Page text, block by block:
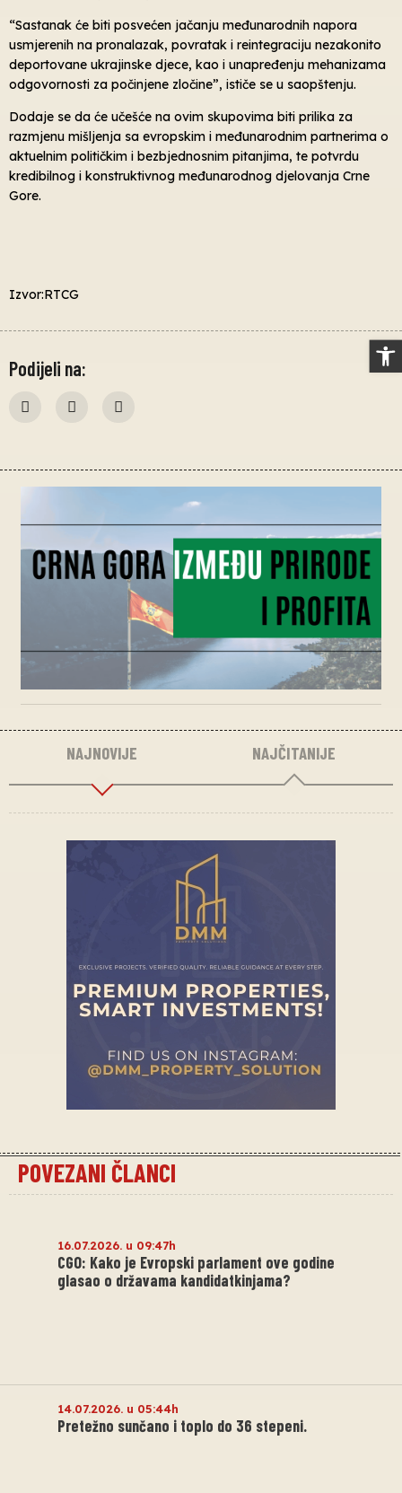
“Sastanak će biti posvećen jačanju međunarodnih napora
usmjerenih na pronalazak, povratak i reintegraciju nezakonito
deportovane ukrajinske djece, kao i unapređenju mehanizama
odgovornosti za počinjene zločine”, ističe se u saopštenju.
Dodaje se da će učešće na ovim skupovima biti prilika za
razmjenu mišljenja sa evropskim i međunarodnim partnerima o
aktuelnim političkim i bezbjednosnim pitanjima, te potvrdu
kredibilnog i konstruktivnog međunarodnog djelovanja Crne
Gore.
Izvor:RTCG
Podijeli na:
NAJNOVIJE NAJČITANIJE
POVEZANI ČLANCI
16.07.2026. u 09:47h
CGO: Kako je Evropski parlament ove godine
glasao o državama kandidatkinjama?
14.07.2026. u 05:44h
Pretežno sunčano i toplo do 36 stepeni.